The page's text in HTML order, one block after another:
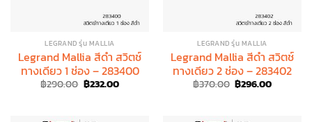
LEGRAND รุ่น MALLIA
Legrand Mallia สีดำ สวิตช์
ทางเดียว 1 ช่อง – 283400
฿290.00 Original
price
฿232.00Current
LEGRAND รุ่น MALLIA
Legrand Mallia สีดำ สวิตช์
ทางเดียว 2 ช่อง – 283402
฿370.00 Original
price
฿296.00Current